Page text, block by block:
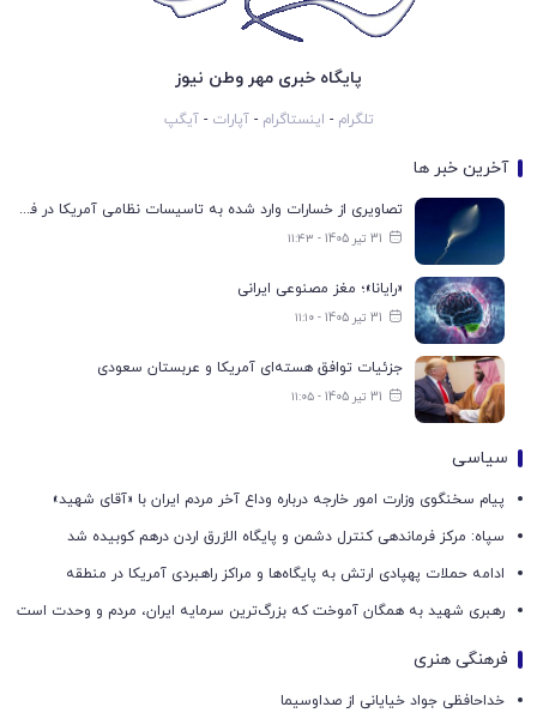
پایگاه خبری مهر وطن نیوز
تلگرام - اینستاگرام -آپارات -آیگپ
آخرین خبر ها
تصاویری از خسارات وارد شده به تاسیسات نظامی آمریکا در فرودگاه اربیل
31 تیر 1405 - ۱۱:۴۳
«رایانا»؛ مغز مصنوعی ایرانی
31 تیر 1405 - ۱۱:۱۰
جزئیات توافق هسته‌ای آمریکا و عربستان سعودی
31 تیر 1405 - ۱۱:۰۵
سیاسی
پیام سخنگوی وزارت امور خارجه درباره وداع آخر مردم ایران با «آقای شهید»
سپاه: مرکز فرماندهی کنترل دشمن و پایگاه الازرق اردن درهم کوبیده شد
ادامه حملات پهپادی ارتش به پایگاه‌ها و مراکز راهبردی آمریکا در منطقه
رهبری شهید به همگان آموخت که بزرگ‌ترین سرمایه ایران، مردم و وحدت است
فرهنگی هنری
خداحافظی جواد خیایانی از صداوسیما